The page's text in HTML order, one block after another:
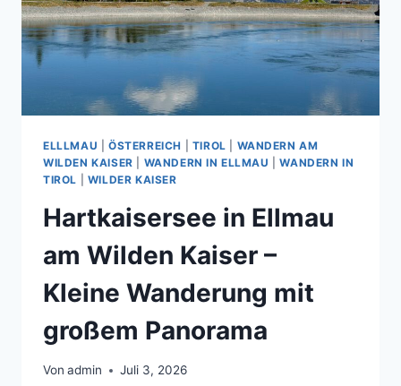
VERSTECKTEN
NATURJUWEL
ELLLMAU ÖSTERREICH TIROL
WANDERN AM
WILDEN KAISER
WANDERN IN ELLMAU |WANDERN IN
TIROL
WILDER KAISER
Hartkaisersee in Ellmau
am Wilden Kaiser –
Kleine Wanderung mit
großem Panorama
Von admin Juli 3, 2026